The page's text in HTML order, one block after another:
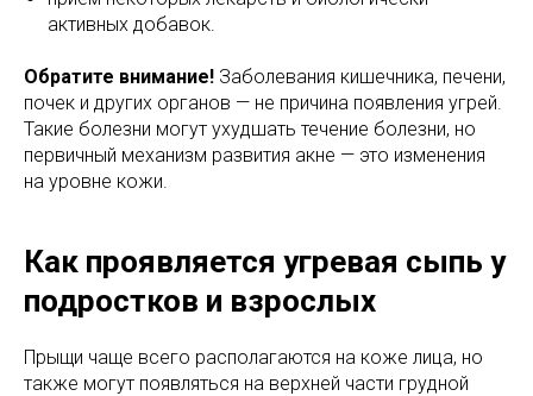
активных добавок.
Обратите внимание! Заболевания кишечника, печени,
почек и других органов — не причина появления угрей.
Такие болезни могут ухудшать течение болезни, но
первичный механизм развития акне — это изменения
на уровне кожи.
Как проявляется угревая сыпь у
подростков и взрослых
Прыщи чаще всего располагаются на коже лица, но
также могут появляться на верхней части грудной